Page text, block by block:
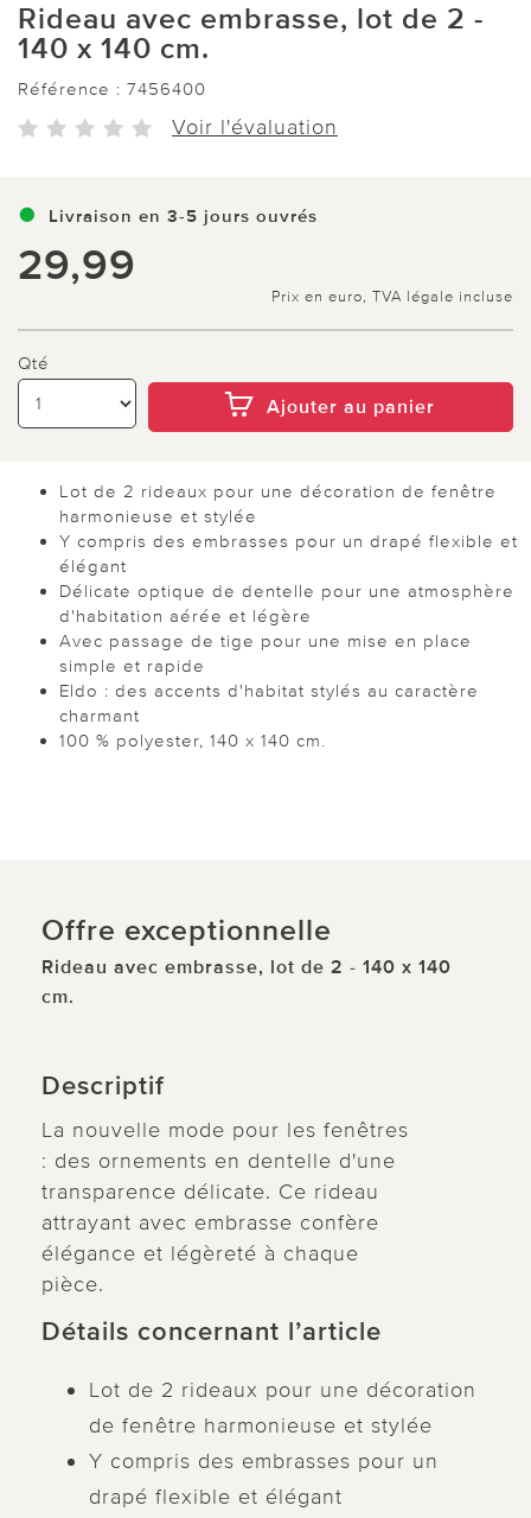
Rideau avec embrasse, lot de 2 -
140 x 140 cm.
Référence : 7456400
Voir l'évaluation
Livraison en 3-5 jours ouvrés
29,99
Prix en euro, TVA légale incluse
Qté
Ajouter au panier
Lot de 2 rideaux pour une décoration de fenêtre
harmonieuse et stylée
Y compris des embrasses pour un drapé flexible et
élégant
Délicate optique de dentelle pour une atmosphère
d'habitation aérée et légère
Avec passage de tige pour une mise en place
simple et rapide
Eldo : des accents d'habitat stylés au caractère
charmant
100 % polyester, 140 x 140 cm.
Offre exceptionnelle
Rideau avec embrasse, lot de 2 - 140 x 140
cm.
Descriptif
La nouvelle mode pour les fenêtres
: des ornements en dentelle d'une
transparence délicate. Ce rideau
attrayant avec embrasse confère
élégance et légèreté à chaque
pièce.
Détails concernant l’article
Lot de 2 rideaux pour une décoration
de fenêtre harmonieuse et stylée
Y compris des embrasses pour un
drapé flexible et élégant